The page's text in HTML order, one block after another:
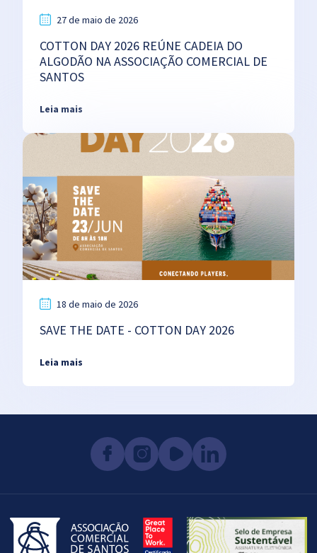
27 de maio de 2026
COTTON DAY 2026 REÚNE CADEIA DO
ALGODÃO NA ASSOCIAÇÃO COMERCIAL DE
SANTOS
Leia mais
18 de maio de 2026
SAVE THE DATE - COTTON DAY 2026
Leia mais